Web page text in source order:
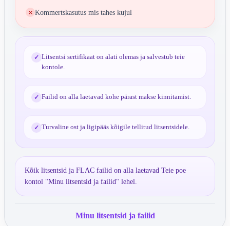
Kommertskasutus mis tahes kujul
✓ Litsentsi sertifikaat on alati olemas ja salvestub teie
kontole.
✓ Failid on alla laetavad kohe pärast makse kinnitamist.
✓ Turvaline ost ja ligipääs kõigile tellitud litsentsidele.
Kõik litsentsid ja FLAC failid on alla laetavad Teie poe
kontol "Minu litsentsid ja failid" lehel.
Minu litsentsid ja failid